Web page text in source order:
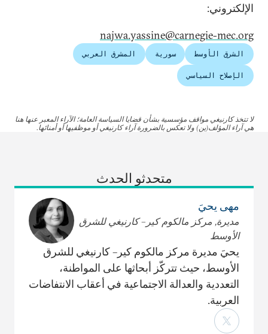
الإلكتروني:
najwa.yassine@carnegie-mec.org
الشرق الأوسط سورية المشرق العربي
الإصلاح السياسي
لا تتخذ كارنيغي مواقف مؤسسية بشأن قضايا السياسة العامة؛ الآراء المعبر عنها هنا
هي آراء المؤلف(ين) ولا تعكس بالضرورة آراء كارنيغي أو موظفيها أو أمنائها.
متحدثو الحدث
مهى يحيَ
مديرة, مركز مالكوم كير– كارنيغي للشرق
الأوسط
يحيَ مديرة مركز مالكوم كير– كارنيغي للشرق
الأوسط، حيث تتركّز أبحاثها على المواطنة،
التعددية والعدالة الاجتماعية في أعقاب الانتفاضات
العربية.